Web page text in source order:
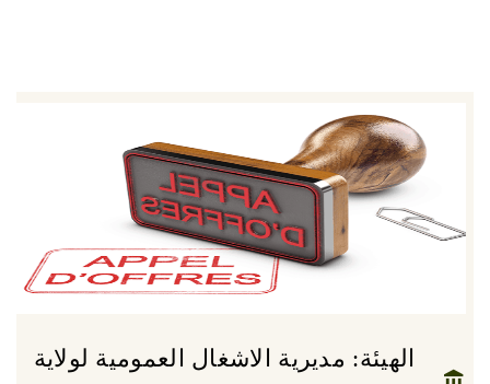
الهيئة: مديرية الاشغال العمومية لولاية